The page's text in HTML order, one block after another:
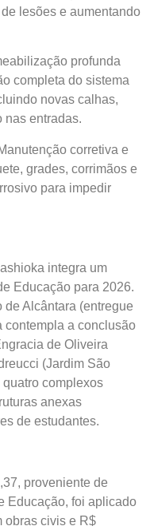
lesões e aumentando
profunda
completa do sistema
novas calhas,
nas entradas.
corretiva e
grades, corrimãos e
para impedir
integra um
Educação para 2026.
Alcântara (entregue
contempla a conclusão
de Oliveira
(Jardim São
complexos
anexas
de estudantes.
proveniente de
Educação, foi aplicado
obras civis e R$